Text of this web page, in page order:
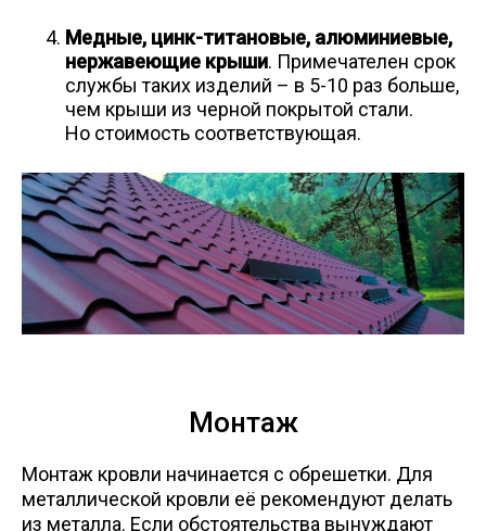
Медные, цинк-титановые, алюминиевые,
нержавеющие крыши. Примечателен срок
службы таких изделий – в 5-10 раз больше,
чем крыши из черной покрытой стали.
Но стоимость соответствующая.
Монтаж
Монтаж кровли начинается с обрешетки. Для
металлической кровли её рекомендуют делать
из металла. Если обстоятельства вынуждают